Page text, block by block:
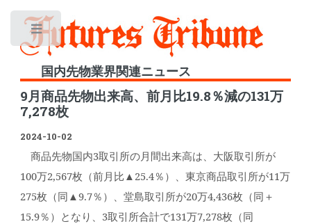
国内先物業界関連ニュース
9月商品先物出来高、前月比19.8％減の131万
7,278枚
2024-10-02
商品先物国内3取引所の月間出来高は、大阪取引所が
100万2,567枚（前月比▲25.4％）、東京商品取引所が11万
275枚（同▲9.7％）、堂島取引所が20万4,436枚（同＋
15.9％）となり、3取引所合計で131万7,278枚（同
Toggle